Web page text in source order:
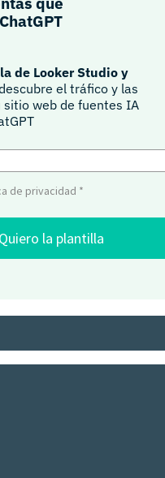
de Looker Studio y
el tráfico y las
web de fuentes IA
de privacidad *
Quiero la plantilla